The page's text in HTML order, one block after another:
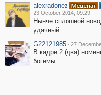
alexradonez
23 October 2014, 09:29
Нынче сплошной
удачный.
G22121985 · 27
В кадре 2 (два)
богемы.